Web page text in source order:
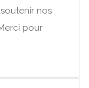
nos
pour